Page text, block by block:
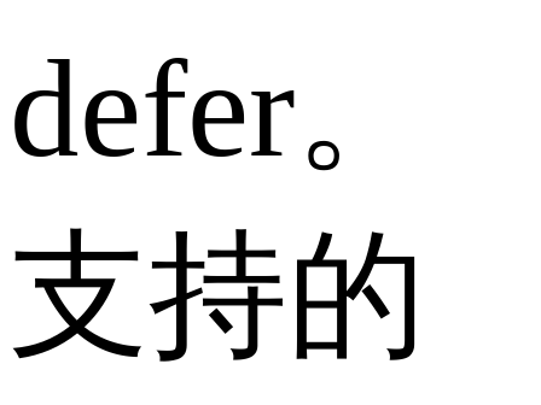
defer。
支持的